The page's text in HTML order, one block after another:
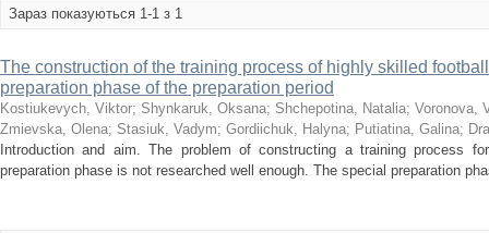
Зараз показуються 1-1 з 1
The construction of the training process of highly skilled
preparation phase of the preparation period
Kostiukevych, Viktor; Shynkaruk, Oksana; Shchepotina, Natalia; Voronova,
Zmievska, Olena; Stasiuk, Vadym; Gordiichuk, Halyna; Putiatina, Galina;
Introduction and aim. The problem of constructing a training process
preparation phase is not researched well enough. The special preparation